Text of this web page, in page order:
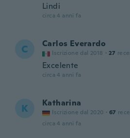
Lindi
circa 4 anni fa
C Carlos Everardo
Iscrizione dal 2018 · 27
Excelente
circa 4 anni fa
K Katharina
Iscrizione dal 2020 · 67
circa 4 anni fa